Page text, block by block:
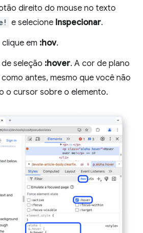
direito do mouse no texto
e selecione Inspecionar.
clique em :hov.
seleção :hover. A cor de plano
antes, mesmo que você não
o cursor sobre o elemento.